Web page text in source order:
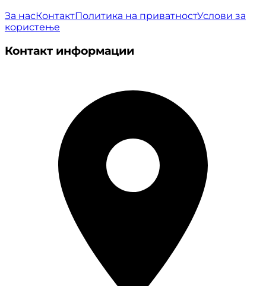
За насКонтактПолитика на приватностУслови за
користење
Контакт информации